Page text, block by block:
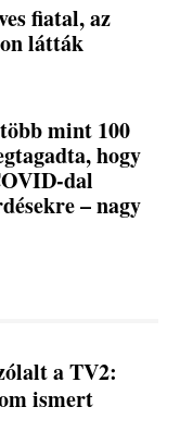
fiatal, az
látták
mint 100
hogy
dal
– nagy
a TV2:
ismert